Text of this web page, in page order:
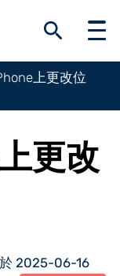
上更改位
更改
2025-06-16